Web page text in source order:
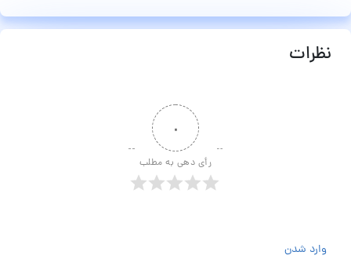
نظرات
۰
رأی دهی به مطلب
وارد شدن